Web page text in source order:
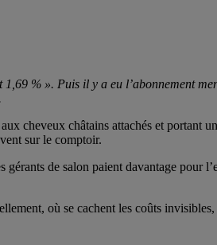
1,69 % ». Puis il y a eu l’abonnement
gérants de salon paient davantage
où se cachent les coûts